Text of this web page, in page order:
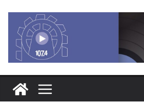
contenido